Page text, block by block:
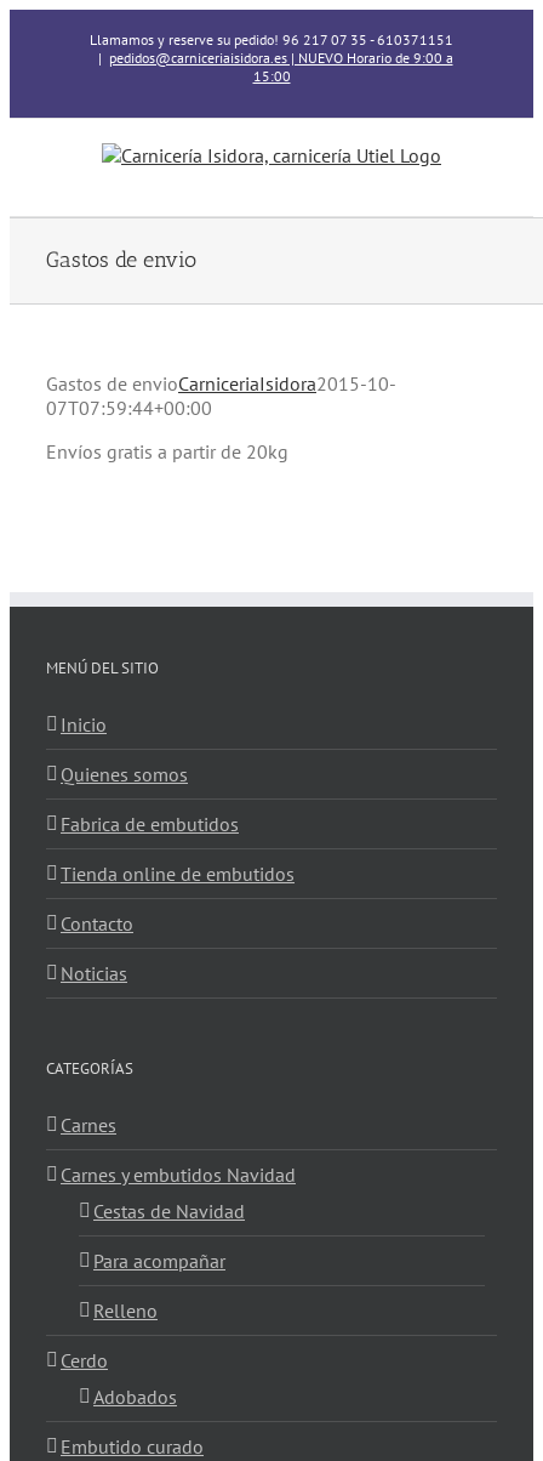
Llamamos y reserve su pedido! 96 217 07 35 - 610371151
| pedidos@carniceriaisidora.es | NUEVO Horario de 9:00 a
15:00
Gastos de envio
Gastos de envioCarniceriaIsidora2015-10-
07T07:59:44+00:00
Envíos gratis a partir de 20kg
MENÚ DEL SITIO
Inicio
Quienes somos
Fabrica de embutidos
Tienda online de embutidos
Contacto
Noticias
CATEGORÍAS
Carnes
Carnes y embutidos Navidad
Cestas de Navidad
Para acompañar
Relleno
Cerdo
Adobados
Embutido curado